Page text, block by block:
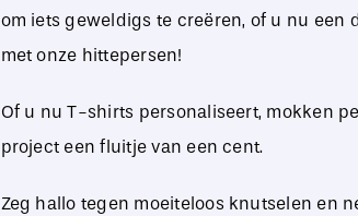
om iets geweldigs te creëren, of u nu
met onze hittepersen!
Of u nu T-shirts personaliseert, mokken
project een fluitje van een cent.
Zeg hallo tegen moeiteloos knutselen en